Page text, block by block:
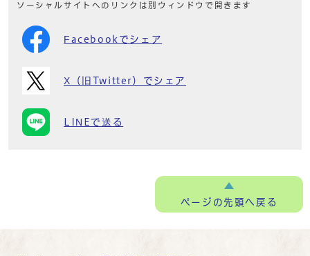
ソーシャルサイトへのリンクは別ウィンドウで開きます
Facebookでシェア
X（旧Twitter）でシェア
LINEで送る
ページの先頭へ戻る